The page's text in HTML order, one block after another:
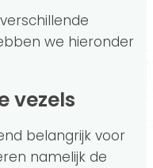
we hieronder
vezels
belangrijk voor
namelijk de